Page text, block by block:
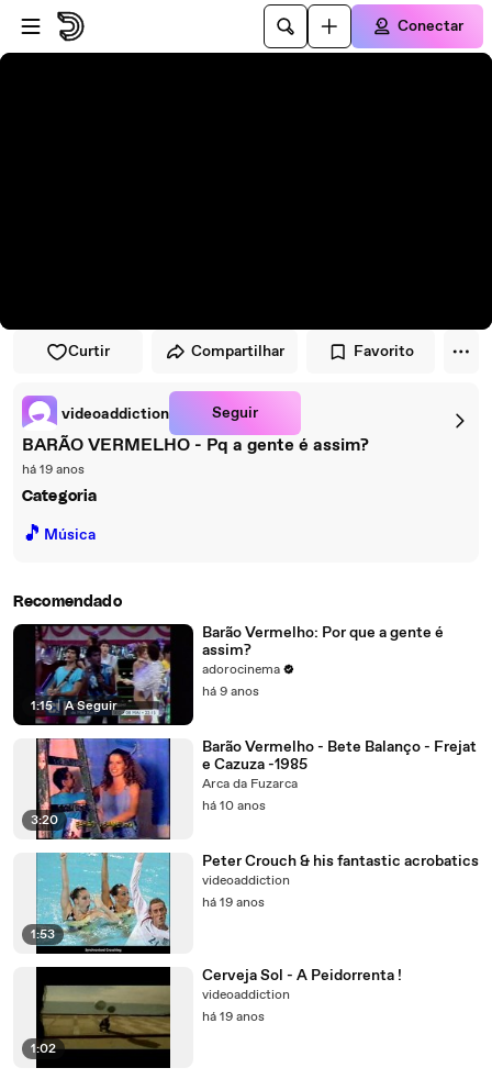
Pular para o player
Ir para o conteúdo principal
Conectar
Curtir Compartilhar Favorito
videoaddiction Seguir
BARÃO VERMELHO - Pq a gente é assim?
há 19 anos
Categoria
🎵 Música
Recomendado
1:15 | A Seguir
Barão Vermelho: Por que a gente é
assim?
adorocinema
há 9 anos
3:20
Barão Vermelho - Bete Balanço - Frejat
e Cazuza -1985
Arca da Fuzarca
há 10 anos
1:53
Peter Crouch & his fantastic acrobatics
videoaddiction
há 19 anos
1:02
Cerveja Sol - A Peidorrenta !
videoaddiction
há 19 anos